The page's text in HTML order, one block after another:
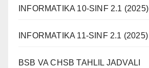
INFORMATIKA 10-SINF 2.1 (2025)
INFORMATIKA 11-SINF 2.1 (2025)
BSB VA CHSB TAHLIL JADVALI